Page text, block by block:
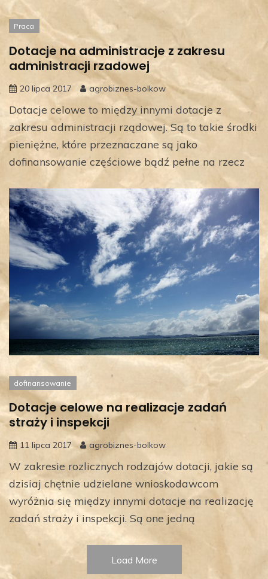
Praca
Dotacje na administracje z zakresu
administracji rzadowej
20 lipca 2017 agrobiznes-bolkow
Dotacje celowe to między innymi dotacje z
zakresu administracji rządowej. Są to takie środki
pieniężne, które przeznaczane są jako
dofinansowanie częściowe bądź pełne na rzecz
dofinansowanie
Dotacje celowe na realizacje zadań
straży i inspekcji
11 lipca 2017 agrobiznes-bolkow
W zakresie rozlicznych rodzajów dotacji, jakie są
dzisiaj chętnie udzielane wnioskodawcom
wyróżnia się między innymi dotacje na realizację
zadań straży i inspekcji. Są one jedną
Load More